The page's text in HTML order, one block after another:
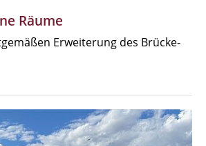
Räume
Erweiterung des Brücke-